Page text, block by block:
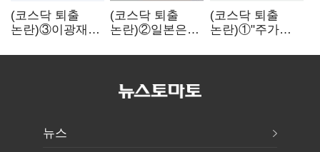
(코스닥 퇴출
논란)③이광재
자동차 없애지는
(코스닥 퇴출
논란)②일본은
기다려주는데
퇴출?…
시간만으론
(코스닥 퇴출
논란)①"주가
옥토 태운다"…
뉴스